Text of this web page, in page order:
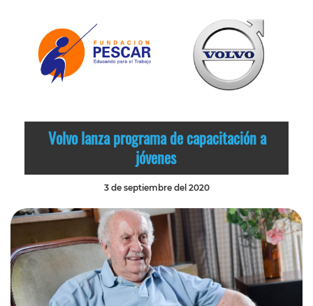
Volvo lanza programa de capacitación a
jóvenes
3 de septiembre del 2020